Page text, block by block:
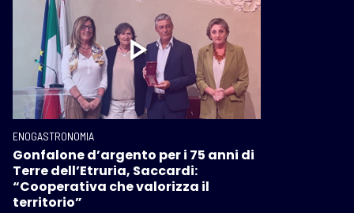
ENOGASTRONOMIA
Gonfalone d’argento per i 75 anni di
Terre dell’Etruria, Saccardi:
“Cooperativa che valorizza il
territorio”